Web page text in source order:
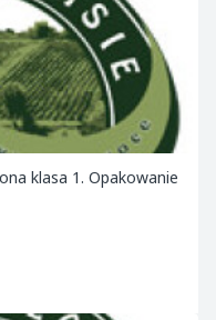
klasa 1. Opakowanie